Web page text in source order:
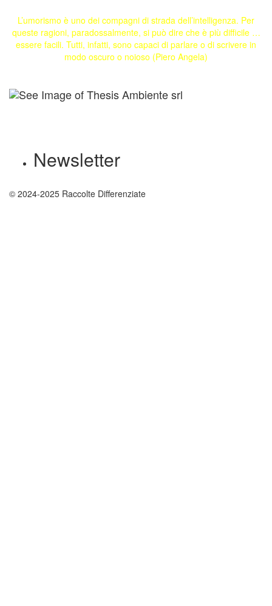
L’umorismo è uno dei compagni di strada dell’intelligenza. Per
queste ragioni, paradossalmente, si può dire che è più difficile …
essere facili. Tutti, infatti, sono capaci di parlare o di scrivere in
modo oscuro o noioso (Piero Angela)
Newsletter
© 2024-2025 Raccolte Differenziate